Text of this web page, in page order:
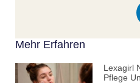
Mehr Erfahren
Lexagirl
Pflege